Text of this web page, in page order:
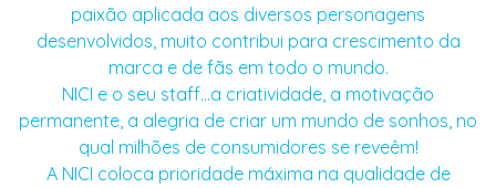
paixão aplicada aos diversos personagens
desenvolvidos, muito contribui para crescimento da
marca e de fãs em todo o mundo.
NICI e o seu staff…a criatividade, a motivação
permanente, a alegria de criar um mundo de sonhos, no
qual milhões de consumidores se reveêm!
A NICI coloca prioridade máxima na qualidade de